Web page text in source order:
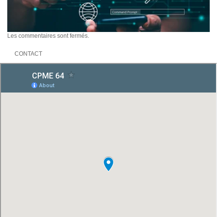
Les commentaires sont fermés.
CONTACT